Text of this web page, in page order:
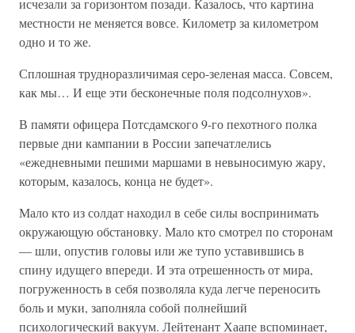
исчезали за горизонтом позади. Казалось, что картина
местности не меняется вовсе. Километр за километром
одно и то же.
Сплошная трудноразличимая серо-зеленая масса. Совсем,
как мы… И еще эти бесконечные поля подсолнухов».
В памяти офицера Потсдамского 9-го пехотного полка
первые дни кампании в России запечатлелись
«ежедневными пешими маршами в невыносимую жару,
которым, казалось, конца не будет».
Мало кто из солдат находил в себе силы воспринимать
окружающую обстановку. Мало кто смотрел по сторонам
— шли, опустив головы или же тупо уставившись в
спину идущего впереди. И эта отрешенность от мира,
погруженность в себя позволяла куда легче переносить
боль и муки, заполняла собой полнейший
психологический вакуум. Лейтенант Хаапе вспоминает,